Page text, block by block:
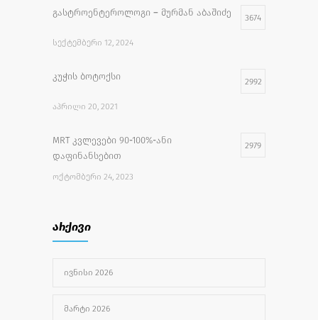
გასტროენტეროლოგი – მურმან აბაშიძე 3674
ᲡᲔᲥᲢᲔᲛᲑᲔᲠᲘ 12, 2024
კუჭის ბოტოქსი 2992
ᲐᲞᲠᲘᲚᲘ 20, 2021
MRT კვლევები 90-100%-ანი
დაფინანსებით
2979
ᲝᲥᲢᲝᲛᲑᲔᲠᲘ 24, 2023
ᲘᲕᲚᲘᲡᲘ 27, 2022
უროლოგიური სერვისები
ᲐᲒᲕᲘᲡᲢᲝ 1, 2024
არქივი
ᲘᲕᲜᲘᲡᲘ 2026
ᲛᲐᲠᲢᲘ 2026